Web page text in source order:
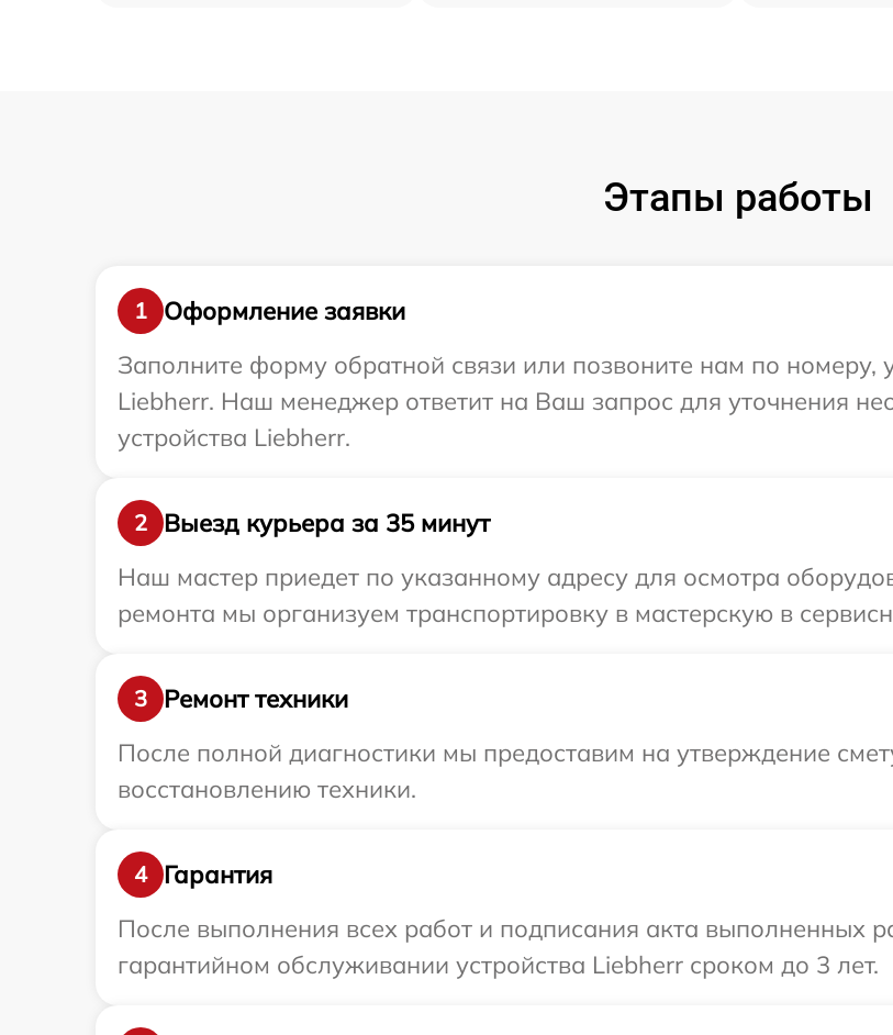
Этапы работы
1
Оформление заявки
Заполните форму обратной связи или позвоните нам по номеру,
Liebherr. Наш менеджер ответит на Ваш запрос для уточнения
устройства Liebherr.
2
Выезд курьера за 35 минут
Наш мастер приедет по указанному адресу для осмотра
ремонта мы организуем транспортировку в мастерскую в
3
Ремонт техники
После полной диагностики мы предоставим на утверждение
восстановлению техники.
4
Гарантия
После выполнения всех работ и подписания акта выполненных
гарантийном обслуживании устройства Liebherr сроком до 3 лет.